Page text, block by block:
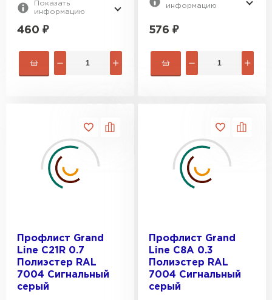
Показать
информацию
460 ₽
информацию
576 ₽
Профлист Grand
Line C21R 0.7
Полиэстер RAL
7004 Сигнальный
серый
Профлист Grand
Line C8A 0.3
Полиэстер RAL
7004 Сигнальный
серый